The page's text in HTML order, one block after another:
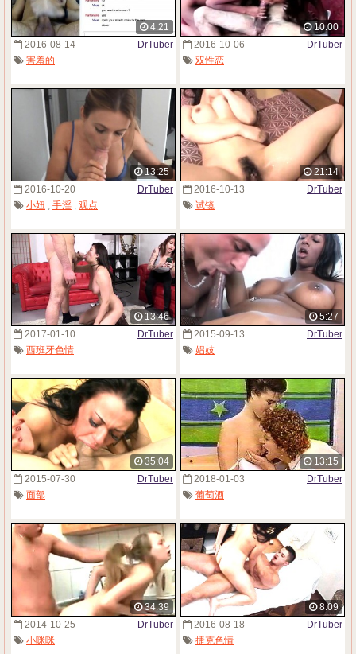
4:21
2016-08-14
DrTuber
害羞的
10:00
2016-10-06
DrTuber
双性恋
13:25
2016-10-20
DrTuber
小妞 , 手淫 , 观点
21:14
2016-10-13
DrTuber
试镜
13:46
2017-01-10
DrTuber
西班牙色情
5:27
2015-09-13
DrTuber
娼妓
35:04
2015-07-30
DrTuber
面部
13:15
2018-01-03
DrTuber
葡萄酒
34:39
2014-10-25
DrTuber
小咪咪
8:09
2016-08-18
DrTuber
捷克色情